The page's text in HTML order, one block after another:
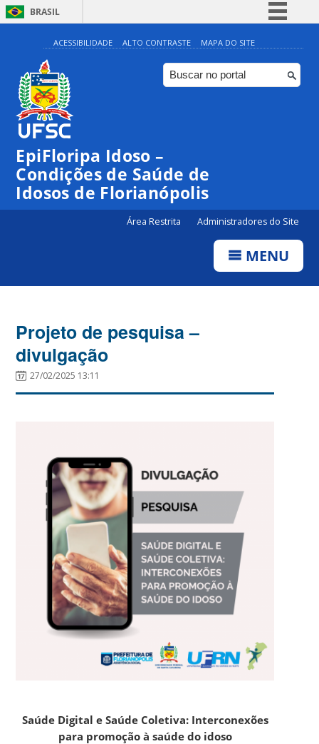
BRASIL
Simplifique!
Comunica BR
Participe
ACESSIBILIDADE ALTO CONTRASTE MAPA DO SITE
EpiFloripa Idoso –
Condições de Saúde de
Idosos de Florianópolis
Área Restrita Administradores do Site
MENU
Projeto de pesquisa –
divulgação
27/02/2025 13:11
Saúde Digital e Saúde Coletiva: Interconexões
para promoção à saúde do idoso